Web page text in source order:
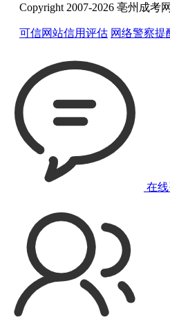
Copyright 2007-2026 亳州成考
可信网站信用评估 网络警察提
在